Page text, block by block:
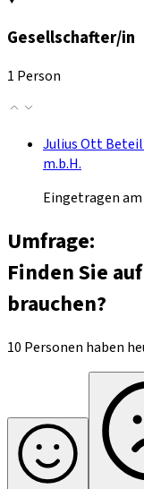
Gesellschafter/in
1 Person
Julius Ott
m.b.H.
Eingetragen am
Umfrage:
Finden Sie
brauchen?
10 Personen haben